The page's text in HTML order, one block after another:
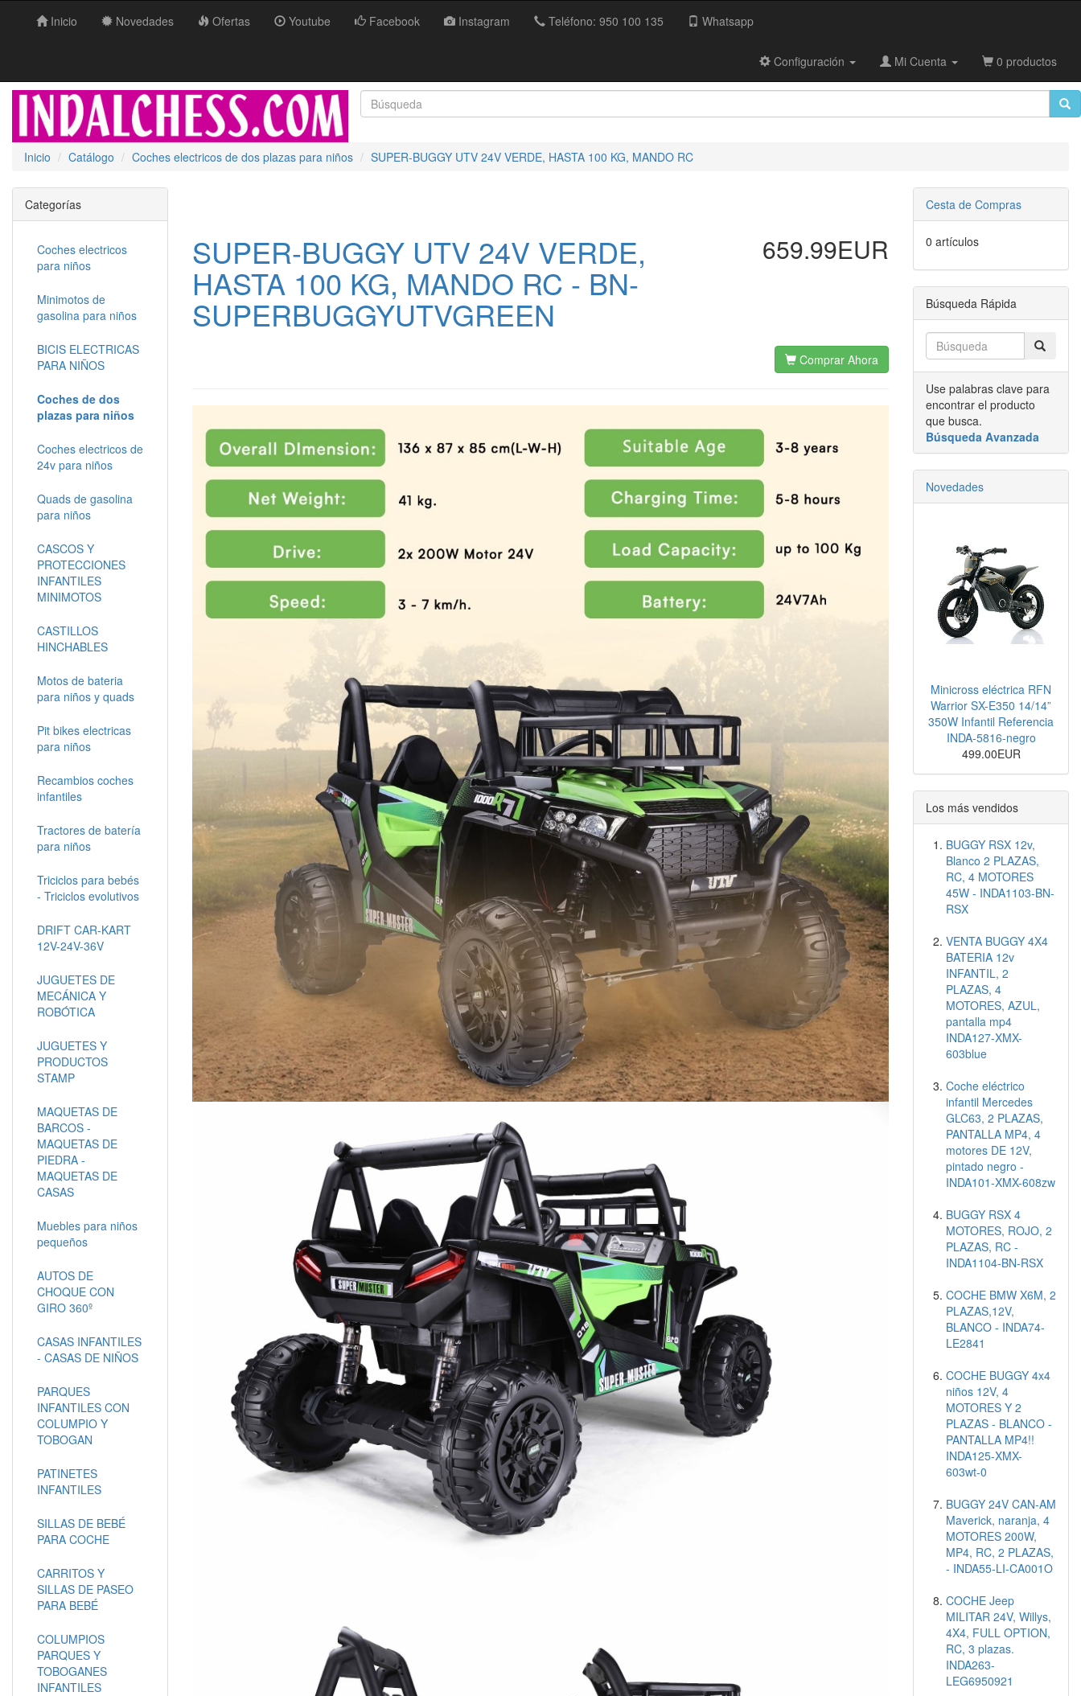
Inicio Novedades Ofertas Youtube Facebook Instagram Teléfono: 950 100 135 Whatsapp
Configuración Mi Cuenta 0 productos
Inicio Catálogo Coches electricos de dos plazas para niños SUPER-BUGGY UTV 24V VERDE, HASTA 100 KG, MANDO RC
SUPER-BUGGY UTV 24V VERDE,
HASTA 100 KG, MANDO RC - BN-
SUPERBUGGYUTVGREEN
659.99EUR
Comprar Ahora
Categorías
Coches electricos
para niños
Minimotos de
gasolina para niños
BICIS ELECTRICAS
PARA NIÑOS
Coches de dos
plazas para niños
Coches electricos de
24v para niños
Quads de gasolina
para niños
CASCOS Y
PROTECCIONES
INFANTILES
MINIMOTOS
CASTILLOS
HINCHABLES
Motos de bateria
para niños y quads
Pit bikes electricas
para niños
Recambios coches
infantiles
Tractores de batería
para niños
Triciclos para bebés
- Triciclos evolutivos
DRIFT CAR-KART
12V-24V-36V
JUGUETES DE
MECÁNICA Y
ROBÓTICA
JUGUETES Y
PRODUCTOS
STAMP
MAQUETAS DE
BARCOS -
MAQUETAS DE
PIEDRA -
MAQUETAS DE
CASAS
Muebles para niños
pequeños
AUTOS DE
CHOQUE CON
GIRO 360º
CASAS INFANTILES
- CASAS DE NIÑOS
PARQUES
INFANTILES CON
COLUMPIO Y
TOBOGAN
PATINETES
INFANTILES
SILLAS DE BEBÉ
PARA COCHE
CARRITOS Y
SILLAS DE PASEO
PARA BEBÉ
COLUMPIOS
PARQUES Y
TOBOGANES
INFANTILES
Cesta de Compras
0 artículos
Búsqueda Rápida
Use palabras clave para
encontrar el producto
que busca.
Búsqueda Avanzada
Novedades
Minicross eléctrica RFN
Warrior SX-E350 14/14”
350W Infantil Referencia
INDA-5816-negro
499.00EUR
Los más vendidos
BUGGY RSX 12v,
Blanco 2 PLAZAS,
RC, 4 MOTORES
45W - INDA1103-BN-
RSX
VENTA BUGGY 4X4
BATERIA 12v
INFANTIL, 2
PLAZAS, 4
MOTORES, AZUL,
pantalla mp4
INDA127-XMX-
603blue
Coche eléctrico
infantil Mercedes
GLC63, 2 PLAZAS,
PANTALLA MP4, 4
motores DE 12V,
pintado negro -
INDA101-XMX-608zw
BUGGY RSX 4
MOTORES, ROJO, 2
PLAZAS, RC -
INDA1104-BN-RSX
COCHE BMW X6M, 2
PLAZAS,12V,
BLANCO - INDA74-
LE2841
COCHE BUGGY 4x4
niños 12V, 4
MOTORES Y 2
PLAZAS - BLANCO -
PANTALLA MP4!!
INDA125-XMX-
603wt-0
BUGGY 24V CAN-AM
Maverick, naranja, 4
MOTORES 200W,
MP4, RC, 2 PLAZAS,
- INDA55-LI-CA001O
COCHE Jeep
MILITAR 24V, Willys,
4X4, FULL OPTION,
RC, 3 plazas.
INDA263-
LEG6950921